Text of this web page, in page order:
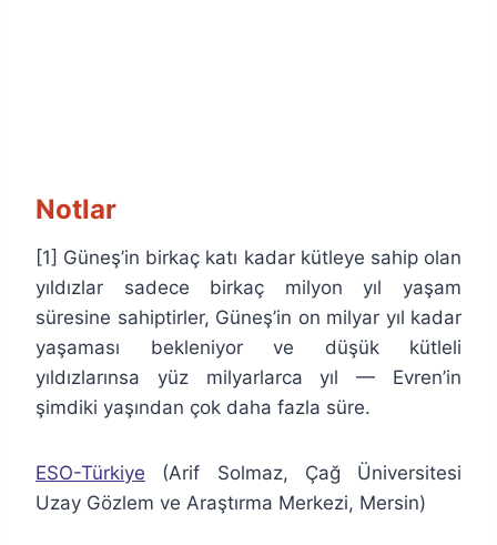
Notlar
[1] Güneş’in birkaç katı kadar kütleye sahip olan
yıldızlar sadece birkaç milyon yıl yaşam
süresine sahiptirler, Güneş’in on milyar yıl kadar
yaşaması bekleniyor ve düşük kütleli
yıldızlarınsa yüz milyarlarca yıl — Evren’in
şimdiki yaşından çok daha fazla süre.
ESO-Türkiye (Arif Solmaz, Çağ Üniversitesi
Uzay Gözlem ve Araştırma Merkezi, Mersin)